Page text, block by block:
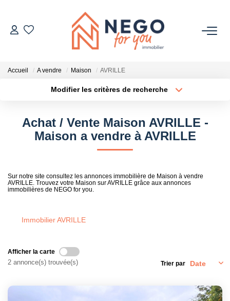
ACHETER
À PROPOS
Accueil A vendre Maison AVRILLE
Modifier les critères de recherche
Sélectionnez...
Type de bien
Surface min
Créer une alerte
Achat / Vente Maison AVRILLE -
Maison a vendre à AVRILLE
Sur notre site consultez les annonces immobilière de Maison à vendre
AVRILLE. Trouvez votre Maison sur AVRILLE grâce aux annonces
immobilières de NEGO for you.
Immobilier AVRILLE
Afficher la carte
2 annonce(s) trouvée(s) Trier par